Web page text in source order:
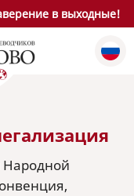
в выходные!
Народной